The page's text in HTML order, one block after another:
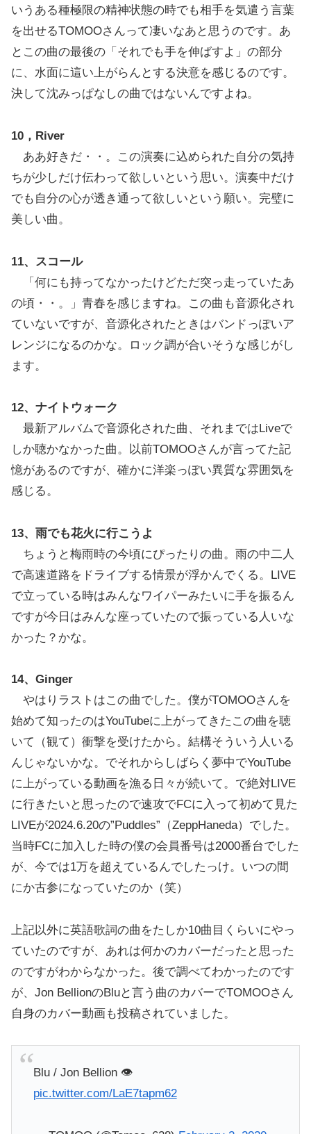
いうある種極限の精神状態の時でも相手を気遣う言葉
を出せるTOMOOさんって凄いなあと思うのです。あ
とこの曲の最後の「それでも手を伸ばすよ」の部分
に、水面に這い上がらんとする決意を感じるのです。
決して沈みっぱなしの曲ではないんですよね。
10，River
ああ好きだ・・。この演奏に込められた自分の気持
ちが少しだけ伝わって欲しいという思い。演奏中だけ
でも自分の心が透き通って欲しいという願い。完璧に
美しい曲。
11、スコール
「何にも持ってなかったけどただ突っ走っていたあ
の頃・・。」青春を感じますね。この曲も音源化され
ていないですが、音源化されたときはバンドっぽいア
レンジになるのかな。ロック調が合いそうな感じがし
ます。
12、ナイトウォーク
最新アルバムで音源化された曲、それまではLiveで
しか聴かなかった曲。以前TOMOOさんが言ってた記
憶があるのですが、確かに洋楽っぽい異質な雰囲気を
感じる。
13、雨でも花火に行こうよ
ちょうと梅雨時の今頃にぴったりの曲。雨の中二人
で高速道路をドライブする情景が浮かんでくる。LIVE
で立っている時はみんなワイパーみたいに手を振るん
ですが今日はみんな座っていたので振っている人いな
かった？かな。
14、Ginger
やはりラストはこの曲でした。僕がTOMOOさんを
始めて知ったのはYouTubeに上がってきたこの曲を聴
いて（観て）衝撃を受けたから。結構そういう人いる
んじゃないかな。でそれからしばらく夢中でYouTube
に上がっている動画を漁る日々が続いて。で絶対LIVE
に行きたいと思ったので速攻でFCに入って初めて見た
LIVEが2024.6.20の”Puddles”（ZeppHaneda）でした。
当時FCに加入した時の僕の会員番号は2000番台でした
が、今では1万を超えているんでしたっけ。いつの間
にか古参になっていたのか（笑）
上記以外に英語歌詞の曲をたしか10曲目くらいにやっ
ていたのですが、あれは何かのカバーだったと思った
のですがわからなかった。後で調べてわかったのです
が、Jon BellionのBluと言う曲のカバーでTOMOOさん
自身のカバー動画も投稿されていました。
Blu / Jon Bellion 👁
pic.twitter.com/LaE7tapm62